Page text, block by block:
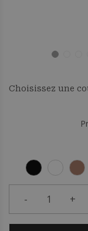
Choisissez une
- 1 +